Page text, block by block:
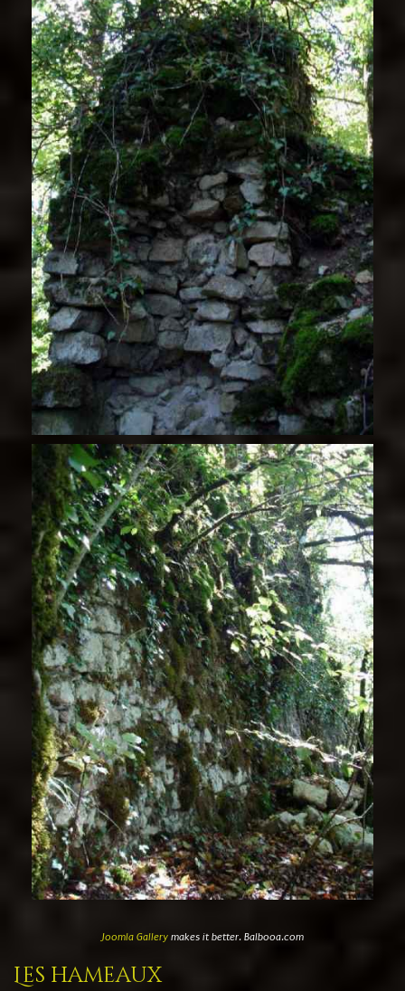
Joomla Gallerymakes it better. Balbooa.com
Les hameaux